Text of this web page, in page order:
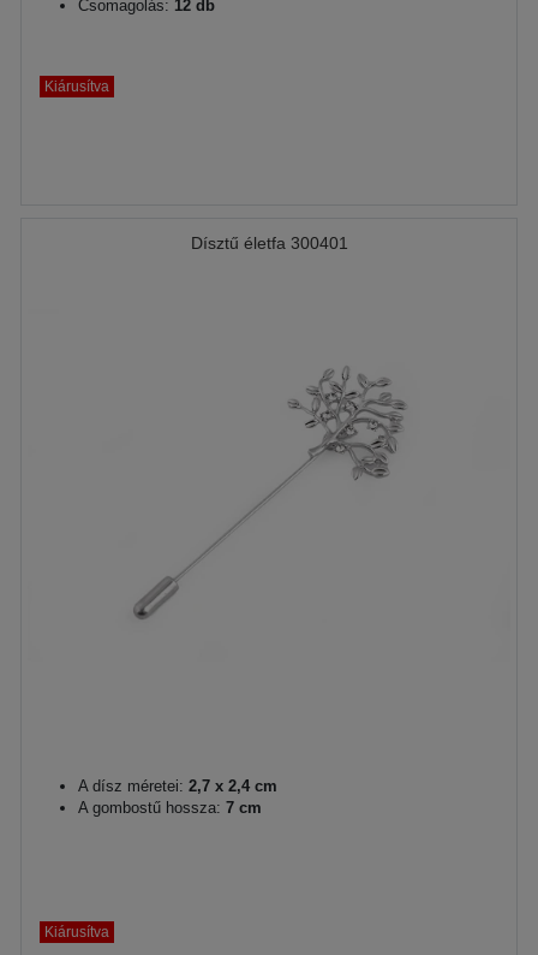
Csomagolás: 12 db
Kiárusítva
Dísztű életfa 300401
A dísz méretei: 2,7 x 2,4 cm
A gombostű hossza: 7 cm
Kiárusítva